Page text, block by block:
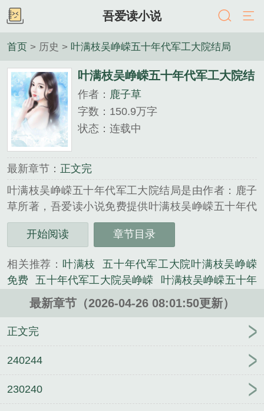
吾爱读小说
首页 > 历史 > 叶满枝吴峥嵘五十年代军工大院结局
叶满枝吴峥嵘五十年代军工大院结
局
作者： 鹿子草
字数：150.9万字
状态：连载中
最新章节： 正文完
叶满枝吴峥嵘五十年代军工大院结局是由作者：鹿子
草所著，吾爱读小说免费提供叶满枝吴峥嵘五十年代
军工大院结局全文在线阅读。
三秒记住本站：吾爱读小说 网址：www.52dxs.cc...
心创作的历史类小说。
开始阅读 章节目录
相关推荐： 叶满枝
五十年代军工大院叶满枝吴峥嵘
免费
五十年代军工大院吴峥嵘
叶满枝吴峥嵘五十年
代番外
最新章节（2026-04-26 08:01:50更新）
正文完
240244
230240